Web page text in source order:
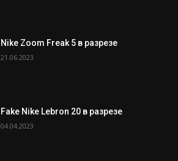
Nike Zoom Freak 5 в разрезе
21.06.2023
Fake Nike Lebron 20 в разрезе
04.04.2023